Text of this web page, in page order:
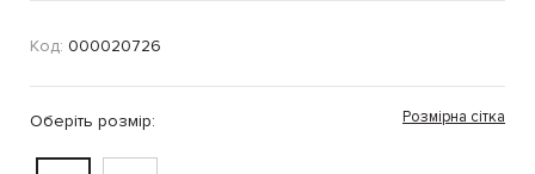
Код: 000020726
Оберіть розмір: Розмірна сітка